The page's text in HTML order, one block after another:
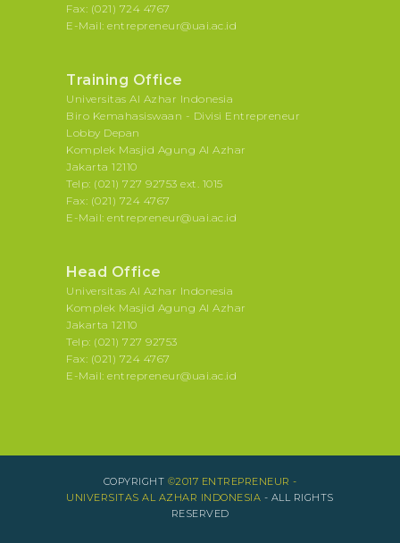
Fax: (021) 724 4767
E-Mail: entrepreneur@uai.ac.id
Training Office
Universitas Al Azhar Indonesia
Biro Kemahasiswaan - Divisi Entrepreneur
Lobby Depan
Komplek Masjid Agung Al Azhar
Jakarta 12110
Telp: (021) 727 92753 ext. 1015
Fax: (021) 724 4767
E-Mail: entrepreneur@uai.ac.id
Head Office
Universitas Al Azhar Indonesia
Komplek Masjid Agung Al Azhar
Jakarta 12110
Telp: (021) 727 92753
Fax: (021) 724 4767
E-Mail: entrepreneur@uai.ac.id
COPYRIGHT ©2017 ENTREPRENEUR -
UNIVERSITAS AL AZHAR INDONESIA - ALL RIGHTS
RESERVED